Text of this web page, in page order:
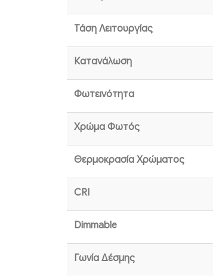
Τάση Λειτουργίας
Κατανάλωση
Φωτεινότητα
Χρώμα Φωτός
Θερμοκρασία Χρώματος
CRI
Dimmable
Γωνία Δέσμης